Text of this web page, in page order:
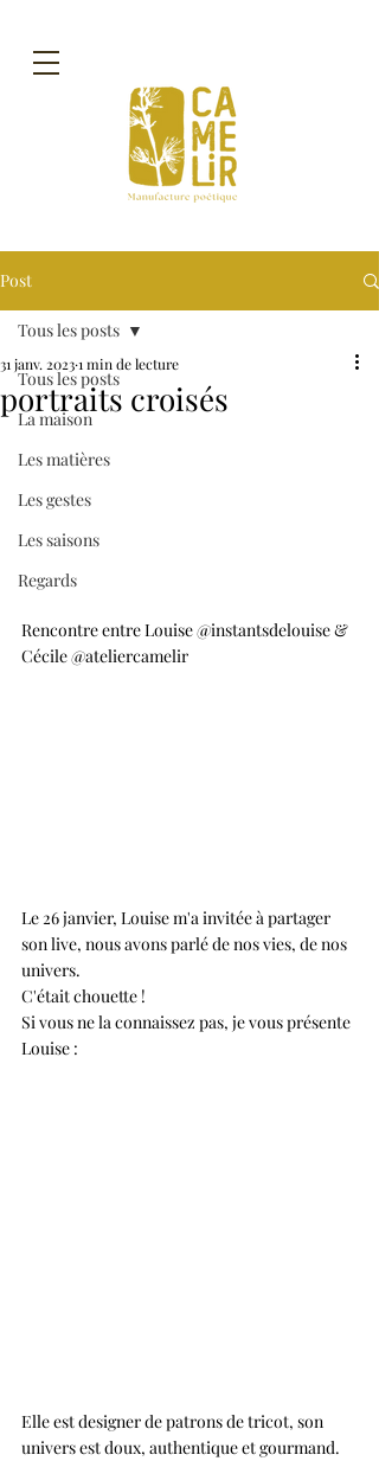
Post
Tous les posts
La maison
Les matières
Les gestes
Les saisons
Regards
Tous les posts
portraits croisés
31 janv. 20231 min de lecture
Rencontre entre Louise @instantsdelouise &
Cécile @ateliercamelir
Le 26 janvier, Louise m'a invitée à partager
son live, nous avons parlé de nos vies, de nos
univers.
C'était chouette !
Si vous ne la connaissez pas, je vous présente
Louise :
Elle est designer de patrons de tricot, son
univers est doux, authentique et gourmand.